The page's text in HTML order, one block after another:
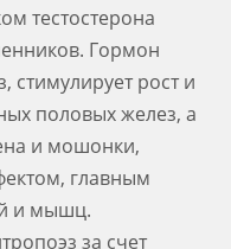
тестостерона
Гормон
стимулирует рост и
половых желез, а
и мошонки,
главным
и мышц.
за счет